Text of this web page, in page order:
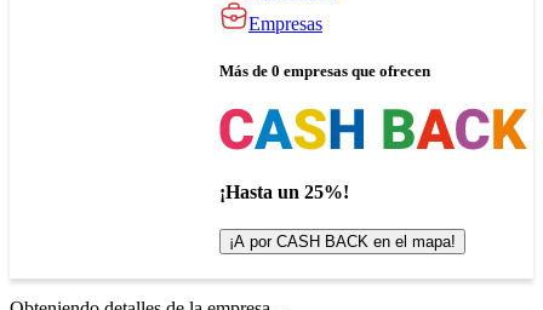
Empresas
Más de 0 empresas que ofrecen
¡Hasta un 25%!
¡A por CASH BACK en el mapa!